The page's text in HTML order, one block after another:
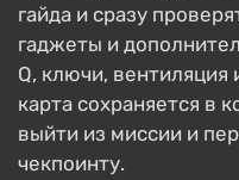
гайда и сразу
гаджеты и
Q, ключи,
карта сохраняется в
выйти из миссии и
чекпоинту.